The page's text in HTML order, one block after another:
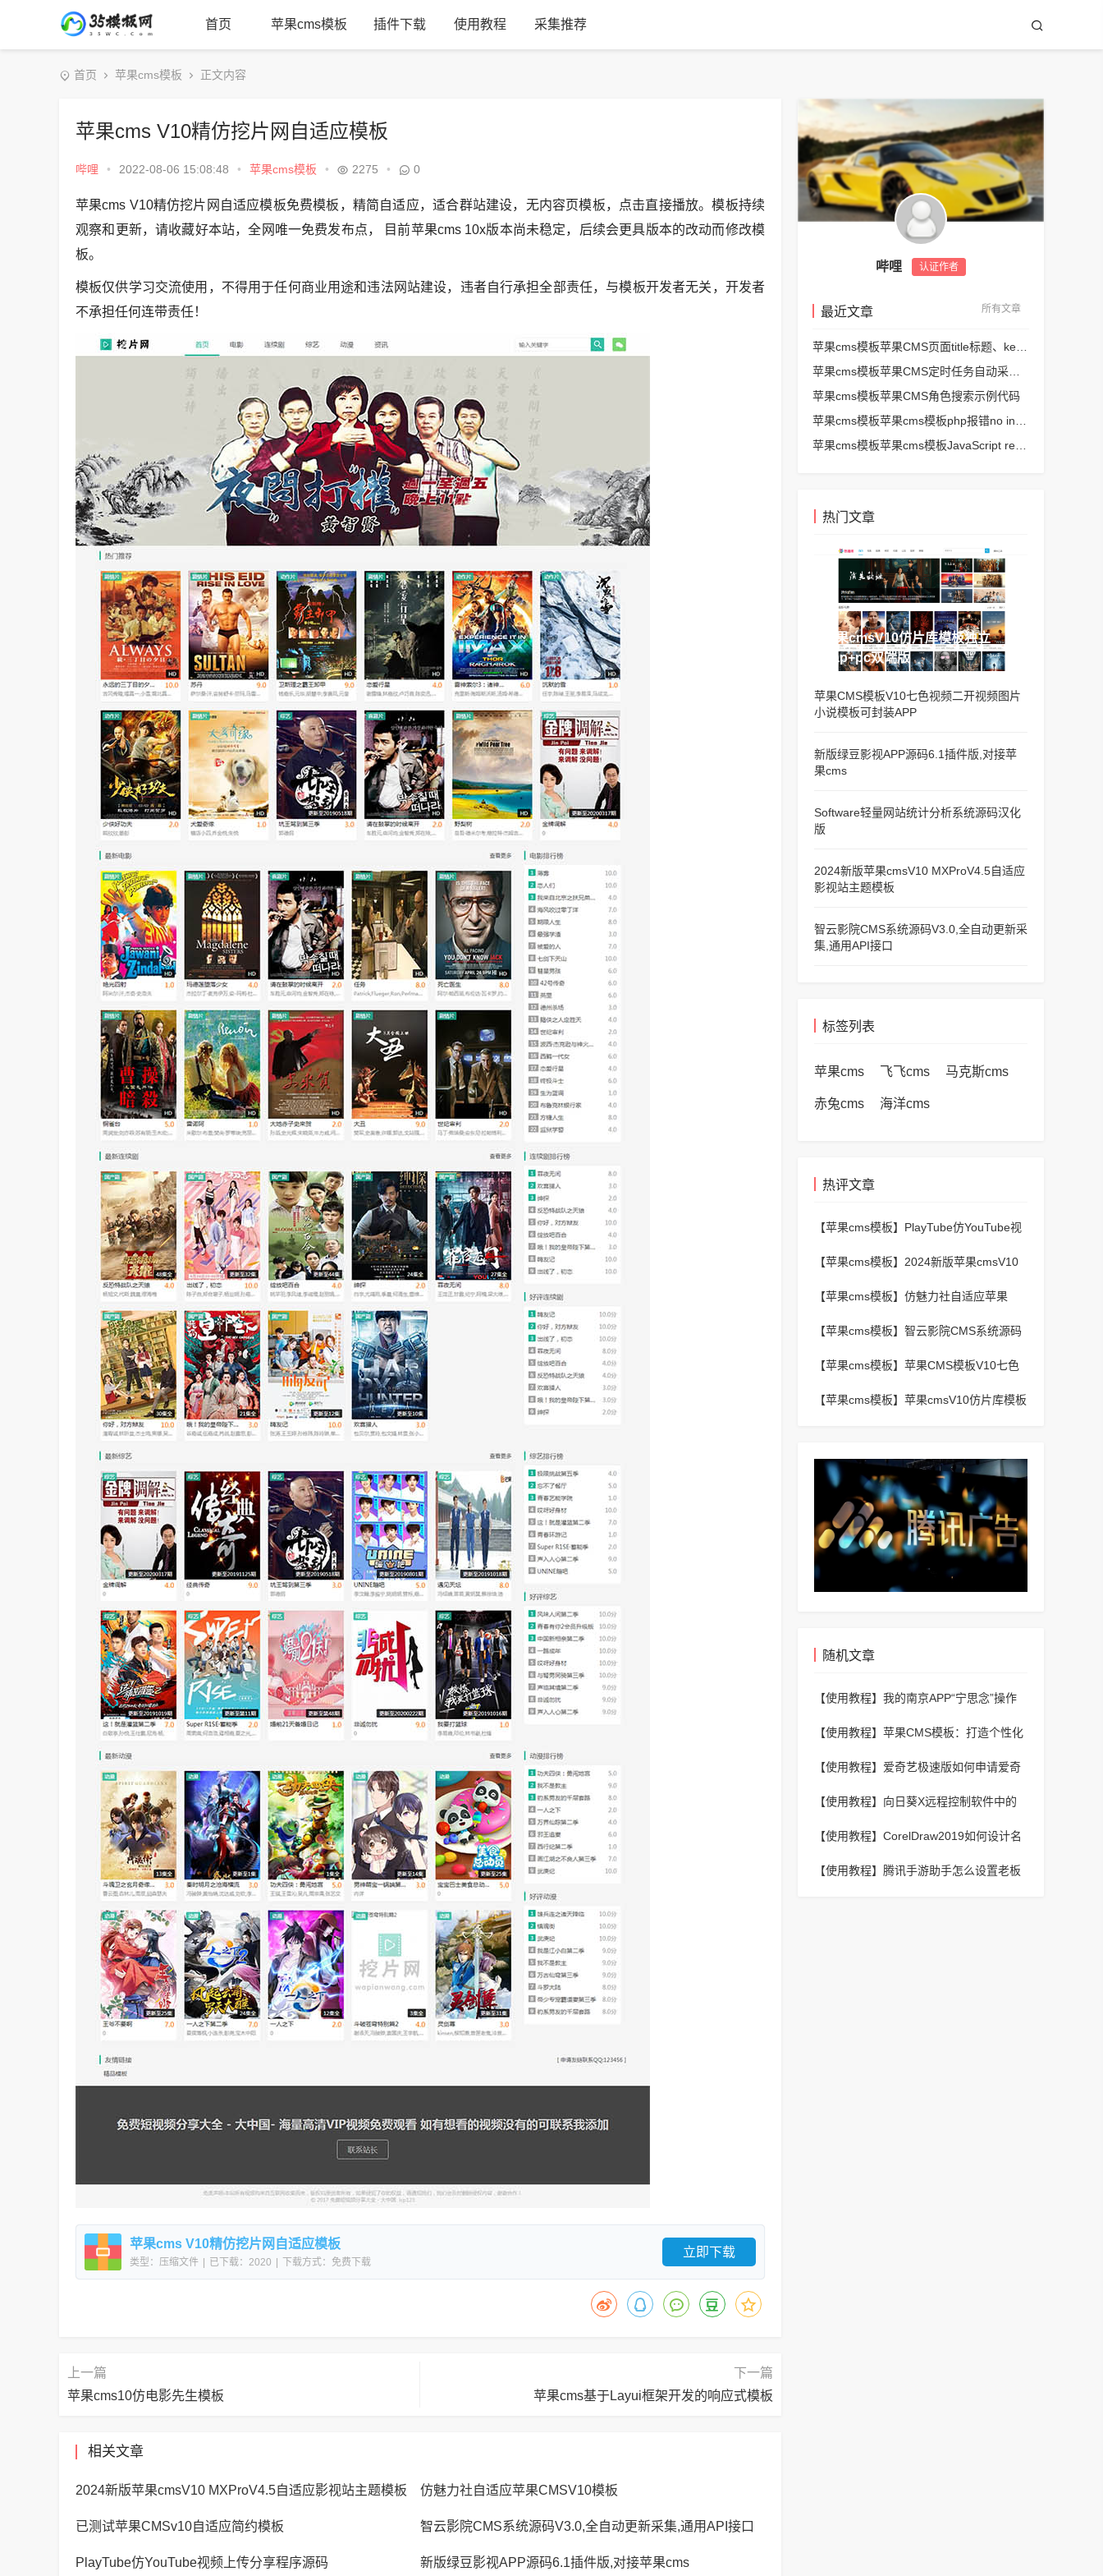
首页 苹果cms模板 插件下载 使用教程 采集推荐
首页 苹果cms模板 正文内容
苹果cms V10精仿挖片网自适应模板
哔哩 • 2022-08-06 15:08:48 • 苹果cms模板 • 2275 • 0
苹果cms V10精仿挖片网自适应模板免费模板，精简自适应，适合群站建设，无内容页模板，点击直接播放。模板持续
观察和更新，请收藏好本站，全网唯一免费发布点， 目前苹果cms 10x版本尚未稳定，后续会更具版本的改动而修改模
板。
模板仅供学习交流使用，不得用于任何商业用途和违法网站建设，违者自行承担全部责任，与模板开发者无关，开发者
不承担任何连带责任！
苹果cms V10精仿挖片网自适应模板
类型：压缩文件 已下载：2020 下载方式：免费下载
立即下载
上一篇
苹果cms10仿电影先生模板
下一篇
苹果cms基于Layui框架开发的响应式模板
相关文章
2024新版苹果cmsV10 MXProV4.5自适应影视站主题模板 仿魅力社自适应苹果CMSV10模板
已测试苹果CMSv10自适应简约模板 智云影院CMS系统源码V3.0,全自动更新采集,通用API接口
PlayTube仿YouTube视频上传分享程序源码 新版绿豆影视APP源码6.1插件版,对接苹果cms
哔哩 认证作者
最近文章 所有文章
苹果cms模板苹果CMS角色搜索示例代码
热门文章
苹果cmsV10仿片库模板独立
wap+pc双端版
苹果CMS模板V10七色视频二开视频图片
小说模板可封装APP
新版绿豆影视APP源码6.1插件版,对接苹
果cms
Software轻量网站统计分析系统源码汉化
版
2024新版苹果cmsV10 MXProV4.5自适应
影视站主题模板
智云影院CMS系统源码V3.0,全自动更新采
集,通用API接口
标签列表
苹果cms 飞飞cms 马克斯cms
赤兔cms 海洋cms
热评文章
【苹果cms模板】 PlayTube仿YouTube视
【苹果cms模板】 2024新版苹果cmsV10
【苹果cms模板】 仿魅力社自适应苹果
【苹果cms模板】 智云影院CMS系统源码
【苹果cms模板】 苹果CMS模板V10七色
【苹果cms模板】 苹果cmsV10仿片库模板
随机文章
【使用教程】 我的南京APP“宁思念”操作
【使用教程】 苹果CMS模板：打造个性化
【使用教程】 爱奇艺极速版如何申请爱奇
【使用教程】 向日葵X远程控制软件中的
中找到清理缓存位置的步骤
【使用教程】 CorelDraw2019如何设计名
【使用教程】
腾讯手游助手怎么设置老板